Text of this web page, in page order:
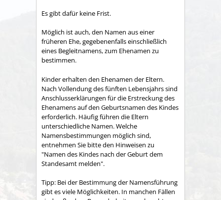
Es gibt dafür keine Frist.
Möglich ist auch, den Namen aus einer
früheren Ehe, gegebenenfalls einschließlich
eines Begleitnamens, zum Ehenamen zu
bestimmen.
Kinder erhalten den Ehenamen der Eltern.
Nach Vollendung des fünften Lebensjahrs sind
Anschlusserklärungen für die Erstreckung des
Ehenamens auf den Geburtsnamen des Kindes
erforderlich. Häufig führen die Eltern
unterschiedliche Namen. Welche
Namensbestimmungen möglich sind,
entnehmen Sie bitte den Hinweisen zu
"Namen des Kindes nach der Geburt dem
Standesamt melden".
Tipp: Bei der Bestimmung der Namensführung
gibt es viele Möglichkeiten. In manchen Fällen